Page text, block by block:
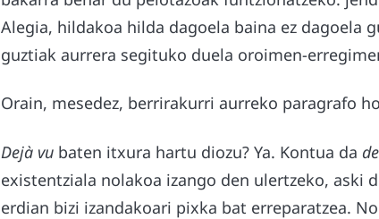
Alegia, hildakoa hilda dagoela baina ez dagoela
guztiak aurrera segituko duela oroimen-
Orain, mesedez, berrirakurri aurreko paragrafo
Dejà vu baten itxura hartu diozu? Ya. Kontua da
existentziala nolakoa izango den ulertzeko, aski
erdian bizi izandakoari pixka bat erreparatzea.